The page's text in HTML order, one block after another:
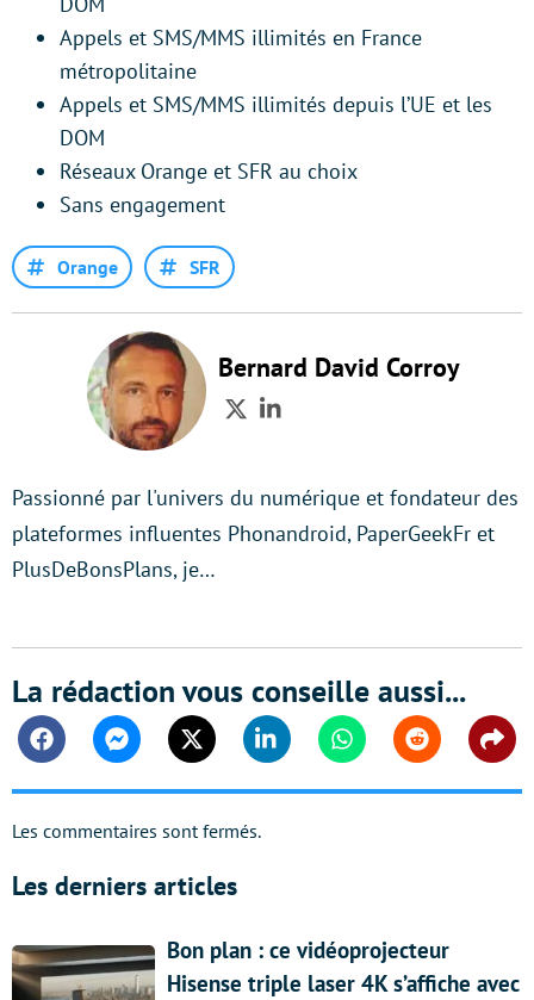
Appels et SMS/MMS illimités en France
métropolitaine
Appels et SMS/MMS illimités depuis l’UE et les
DOM
Réseaux Orange et SFR au choix
Sans engagement
Orange SFR
Bernard David Corroy
TwitterLinkedIn
Passionné par l'univers du numérique et fondateur des
plateformes influentes Phonandroid, PaperGeekFr et
PlusDeBonsPlans, je…
La rédaction vous conseille aussi...
FacebookMessengerTwitter Linkedin WhatsappReddit
Les commentaires sont fermés.
Les derniers articles
Bon plan : ce vidéoprojecteur
Hisense triple laser 4K s’affiche avec